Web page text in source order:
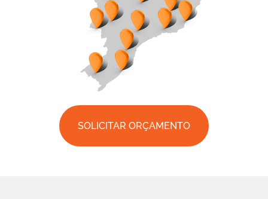
SOLICITAR ORÇAMENTO